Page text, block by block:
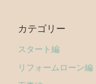
カテゴリー
スタート編
リフォームローン編